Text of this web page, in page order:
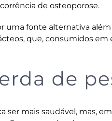
de osteoporose.
uma fonte alternativa
que, consumidos em
de
mais saudável, mas,